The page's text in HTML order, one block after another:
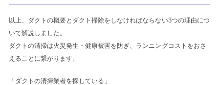
以上、ダクトの概要とダクト掃除をしなければならない3つの理由につ
いて解説しました。
ダクトの清掃は火災発生・健康被害を防ぎ、ランニングコストをおさ
えることに繋がります。
「ダクトの清掃業者を探している」